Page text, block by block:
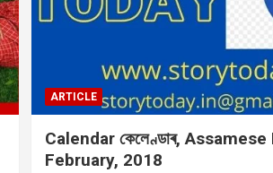
ARTICLE
Calendar কেলেণ্ডাৰ,
February, 2018